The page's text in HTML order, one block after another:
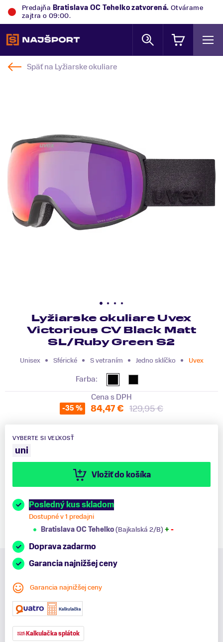
Predajňa Bratislava OC Tehelkozatvorená. Otvárame
zajtra o 09:00.
Späť na Lyžiarske okuliare
Lyžiarske okuliare Uvex
Victorious CV Black Matt
SL/Ruby Green S2
Unisex Sférické S vetraním Jedno sklíčko Uvex
Farba:
Cena s DPH
-35 % 84,47 € 129,95 €
VYBERTE SI VEĽKOSŤ
uni
Vložiť do košíka
Posledný kus skladom
Dostupné v 1 predajni
Bratislava OC Tehelko(Bajkalská 2/B) + -
Doprava zadarmo
Garancia najnižšej ceny
Garancia najnižšej ceny
Kalkulačka splátok